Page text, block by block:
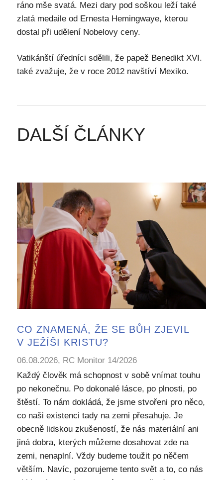
ráno mše svatá. Mezi dary pod soškou leží také
zlatá medaile od Ernesta Hemingwaye, kterou
dostal při udělení Nobelovy ceny.
Vatikánští úředníci sdělili, že papež Benedikt XVI.
také zvažuje, že v roce 2012 navštíví Mexiko.
DALŠÍ ČLÁNKY
CO ZNAMENÁ, ŽE SE BŮH ZJEVIL
V JEŽÍŠI KRISTU?
06.08.2026, RC Monitor 14/2026
Každý člověk má schopnost v sobě vnímat touhu
po nekonečnu. Po dokonalé lásce, po plnosti, po
štěstí. To nám dokládá, že jsme stvořeni pro něco,
co naši existenci tady na zemi přesahuje. Je
obecně lidskou zkušeností, že nás materiální ani
jiná dobra, kterých můžeme dosahovat zde na
zemi, nenaplní. Vždy budeme toužit po něčem
větším. Navíc, pozorujeme tento svět a to, co nás